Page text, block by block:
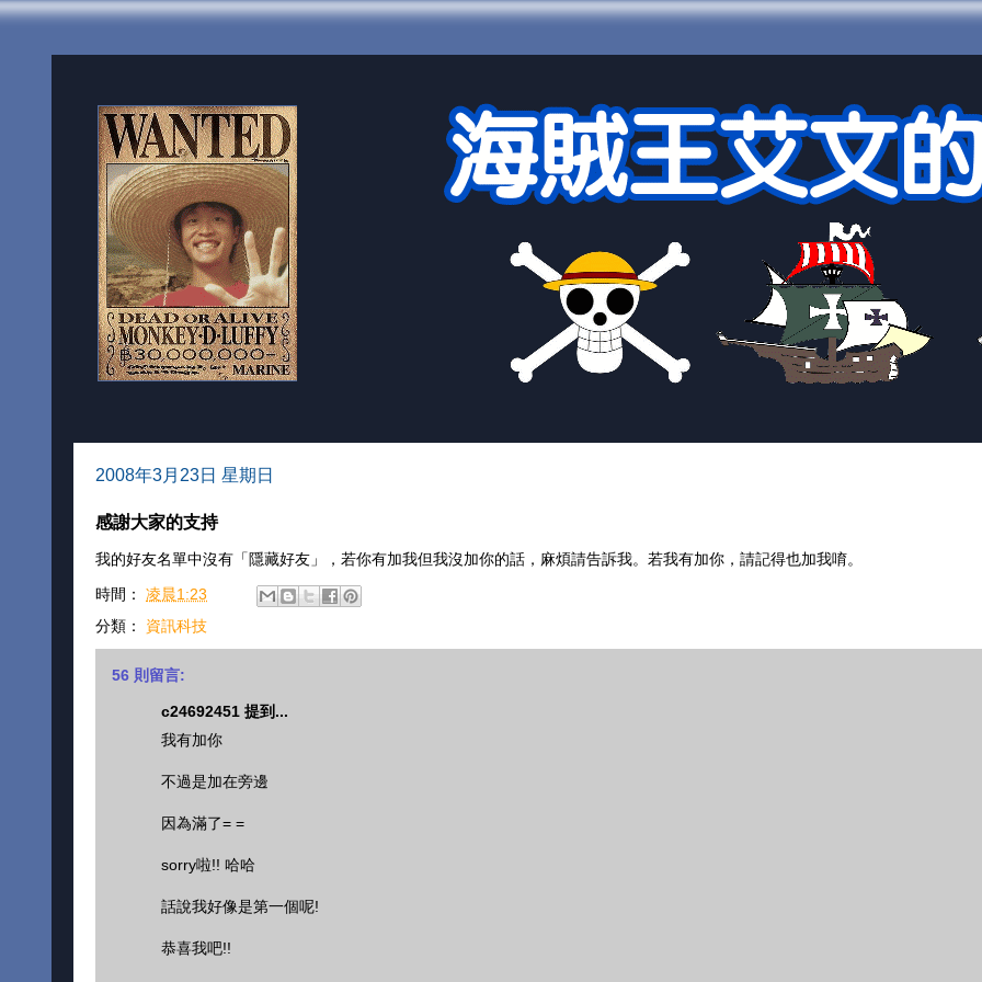
2008年3月23日 星期日
感謝大家的支持
我的好友名單中沒有「隱藏好友」，若你有加我但我沒加你的話，麻煩請告訴我。若我有加你，請記得也加我唷。
時間： 凌晨1:23
分類： 資訊科技
56 則留言:
c24692451 提到...
我有加你
不過是加在旁邊
因為滿了= =
sorry啦!! 哈哈
話說我好像是第一個呢!
恭喜我吧!!